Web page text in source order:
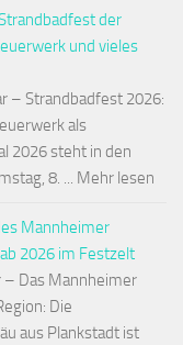
der
und vieles
– Strandbadfest 2026:
als
2026 steht in den
8. ... Mehr lesen
Mannheimer
2026 im Festzelt
Das Mannheimer
Die
aus Plankstadt ist